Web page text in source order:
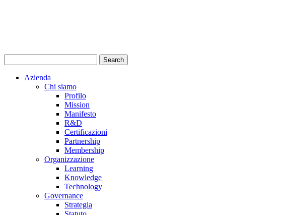
Azienda
Chi siamo
Profilo
Mission
Manifesto
R&D
Certificazioni
Partnership
Membership
Organizzazione
Learning
Knowledge
Technology
Governance
Strategia